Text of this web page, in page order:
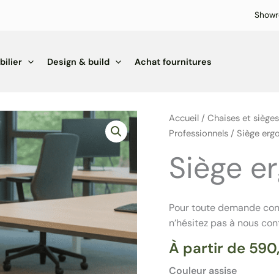
Design & build Achat fournitures
Accueil /Chaises et
Professionnels / Siège
Siège
Pour toute demande
n’hésitez pas à nous
À partir de
Couleur assise